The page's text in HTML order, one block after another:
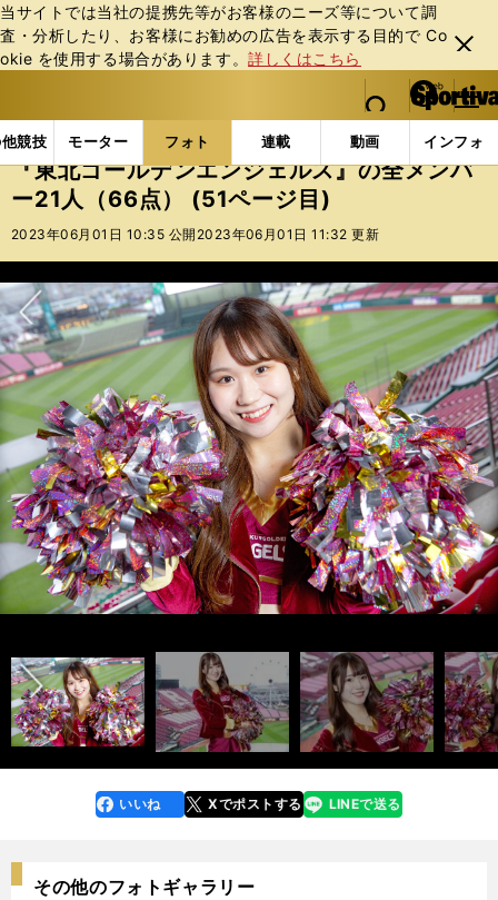
当サイトでは当社の提携先等がお客様のニーズ等について調
査・分析したり、お客様にお勧めの広告を表⽰する⽬的で Co
okie を使⽤する場合があります。詳しくはこちら
閉じ
る
web Sportiva (webスポルティーバ)
検索
マイペ
ー
ジ
メニュ
競技 モーター フォト 連載 動画 インフォ
b
ス
ポ
ル
バ
フォトギャラリー スポーツビーナスギャラリー 『
『東北ゴールデンエンジェルス』の全メンバ
ー21人（66点） (51ページ目)
2023年06月01日 10:35 公開 2023年06月01日 11:32 更新
次へ
インタビュー記事&メンバー紹介ムービー＞＞
photo by Sano Takashi
インタビュー記事&メンバー紹介ムービー＞＞
photo by Sano Takashi
インタビュー記事&メンバー紹介ムービー＞＞
photo by Sano Takashi
AIMI
ASUKA
CHINAMI
HARU
HARUKA
HONOKA
KAHO
KANA
KIMIKA
KOHARU
KURARA
KURUMI
MEI
MOMOKA
NANA
NANAKA
NON
RUKA
SHION
SUZUKA
YUMIKA
前へ
faceboo
k
いいね Xでポストする
line LINEで送る
その他のフォトギャラリー